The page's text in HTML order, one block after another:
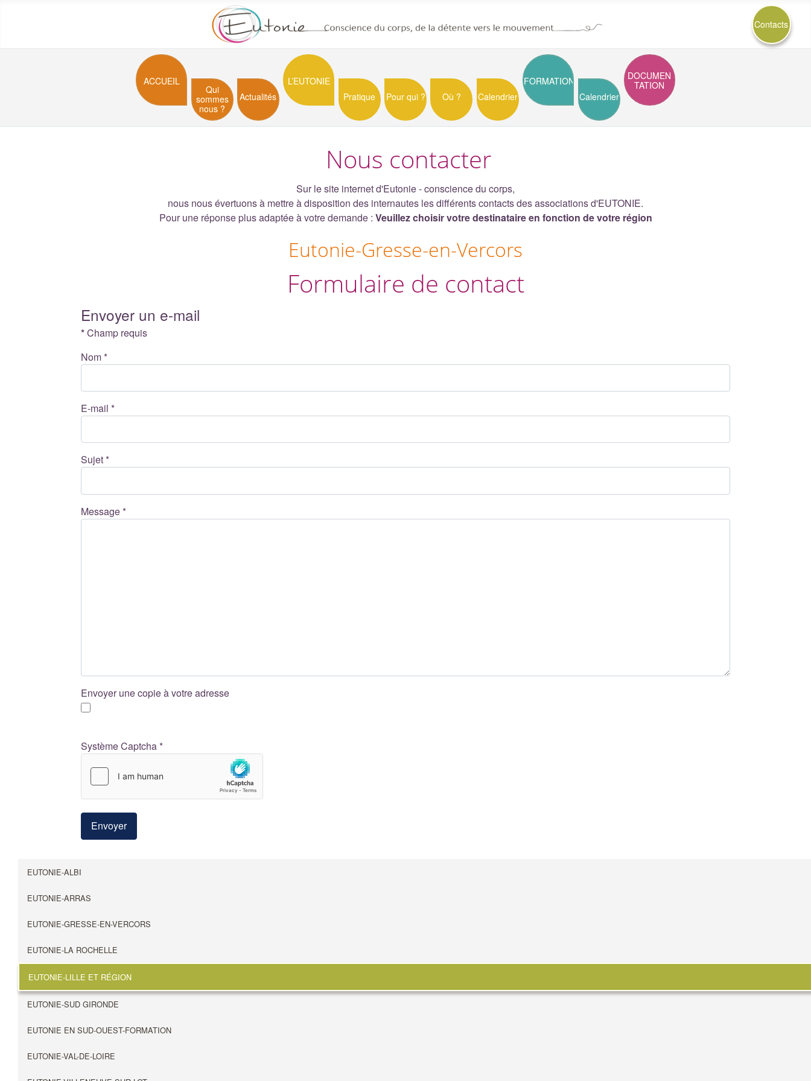
Contacts
ACCUEIL
Qui
sommes
nous ?
Actualités
L’EUTONIE
Pratique
Pour qui ? Où ? Calendrier
FORMATION
Calendrier
DOCUMEN
TATION
Nous contacter
Sur le site internet d'Eutonie - conscience du corps,
nous nous évertuons à mettre à disposition des internautes les différents contacts des associations d'EUTONIE.
Pour une réponse plus adaptée à votre demande : Veuillez choisir votre destinataire en fonction de votre région
EUTONIE-ALBI
EUTONIE-ARRAS
EUTONIE-GRESSE-EN-VERCORS
EUTONIE-LA ROCHELLE
EUTONIE-LILLE ET RÉGION
EUTONIE-SUD GIRONDE
EUTONIE EN SUD-OUEST-FORMATION
EUTONIE-VAL-DE-LOIRE
Eutonie-Gresse-en-Vercors
Formulaire de contact
Envoyer un e-mail
*Champ requis
Nom*
E-mail *
Sujet*
Message*
Envoyer une copie à votre adresse
Système Captcha*
Envoyer